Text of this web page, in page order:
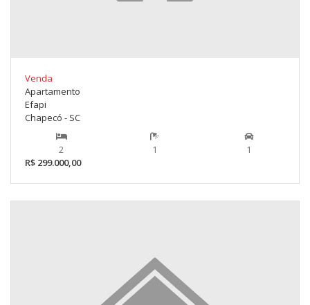
Venda
Apartamento
Efapi
Chapecó - SC
2 1
1
R$ 299.000,00